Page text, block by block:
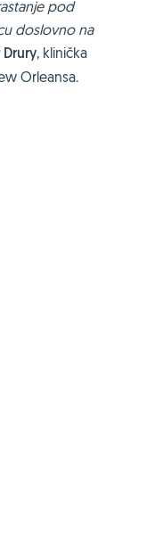
pod
doslovno na
Drury, klinička
Orleansa.